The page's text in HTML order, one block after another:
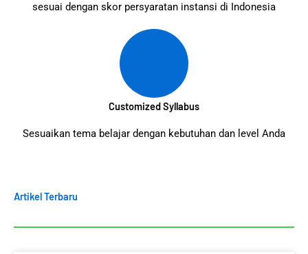
sesuai dengan skor persyaratan instansi di Indonesia
Customized Syllabus
Sesuaikan tema belajar dengan kebutuhan dan level Anda
Artikel Terbaru